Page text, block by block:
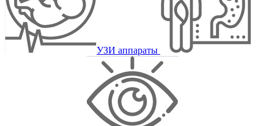
УЗИ аппараты